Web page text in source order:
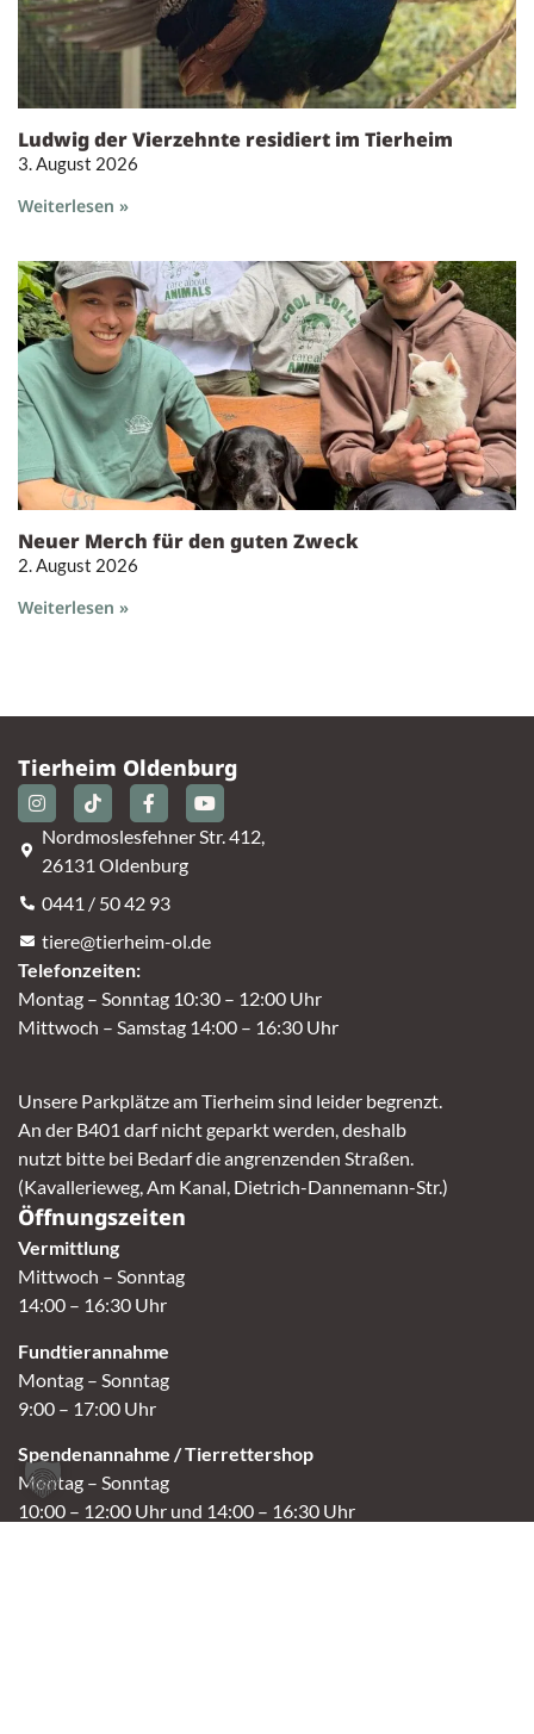
Ludwig der Vierzehnte residiert im Tierheim
3. August 2026
Weiterlesen »
Neuer Merch für den guten Zweck
2. August 2026
Weiterlesen »
Tierheim Oldenburg
Nordmoslesfehner Str. 412,
26131 Oldenburg
0441 / 50 42 93
tiere@tierheim-ol.de
Telefonzeiten:
Montag – Sonntag 10:30 – 12:00 Uhr
Mittwoch – Samstag 14:00 – 16:30 Uhr
Unsere Parkplätze am Tierheim sind leider begrenzt.
An der B401 darf nicht geparkt werden, deshalb
nutzt bitte bei Bedarf die angrenzenden Straßen.
(Kavallerieweg, Am Kanal, Dietrich-Dannemann-Str.)
Öffnungszeiten
Vermittlung
Mittwoch – Sonntag
14:00 – 16:30 Uhr
Fundtierannahme
Montag – Sonntag
9:00 – 17:00 Uhr
Spendenannahme / Tierrettershop
Montag – Sonntag
10:00 – 12:00 Uhr und 14:00 – 16:30 Uhr